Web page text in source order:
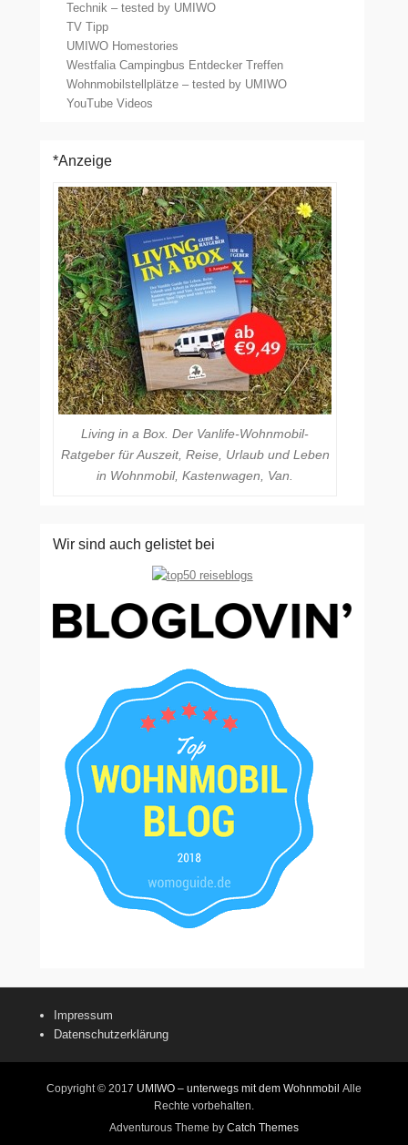
Technik – tested by UMIWO
TV Tipp
UMIWO Homestories
Westfalia Campingbus Entdecker Treffen
Wohnmobilstellplätze – tested by UMIWO
YouTube Videos
*Anzeige
Living in a Box. Der Vanlife-Wohnmobil-
Ratgeber für Auszeit, Reise, Urlaub und Leben
in Wohnmobil, Kastenwagen, Van.
Wir sind auch gelistet bei
Impressum
Datenschutzerklärung
Copyright © 2017 UMIWO – unterwegs mit dem Wohnmobil Alle
Rechte vorbehalten.
Adventurous Theme by Catch Themes